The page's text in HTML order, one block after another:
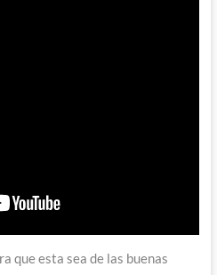
que esta sea de las buenas